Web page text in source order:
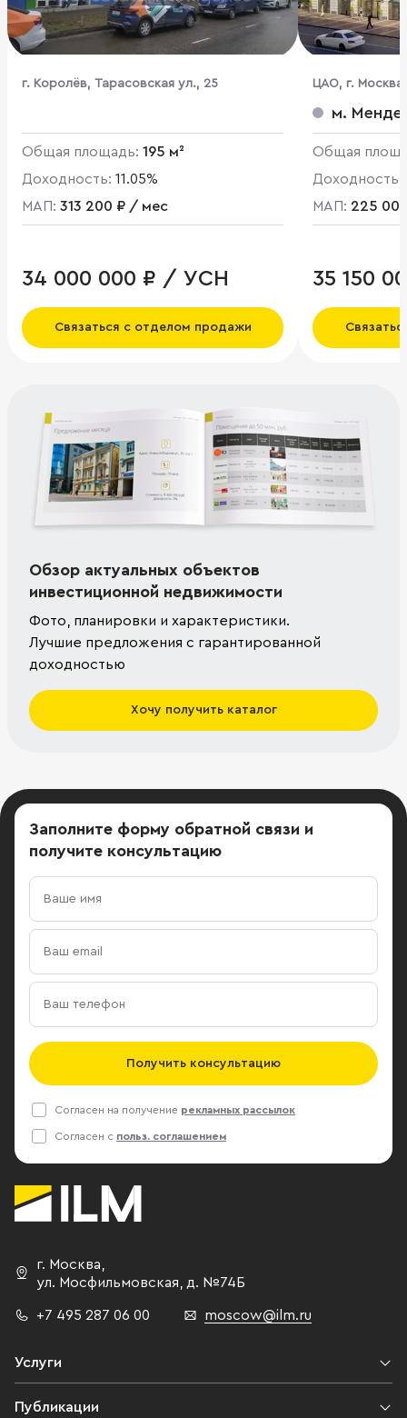
г. Королёв, Тарасовская ул., 25
Общая площадь: 195 м²
Доходность: 11.05%
МАП: 313 200 ₽ / мес
34 000 000 ₽ / УСН
Связаться с отделом продажи
ЦАО, г.
м.
Общая
Доходность:
МАП: 225
35 150
Обзор актуальных объектов
инвестиционной недвижимости
Фото, планировки и характеристики.
Лучшие предложения с гарантированной
доходностью
Хочу получить каталог
Заполните форму обратной связи и
получите консультацию
Получить консультацию
Согласен на получение рекламных рассылок
Согласен с польз. соглашением
г. Москва,
ул. Мосфильмовская, д. №74Б
+7 495 287 06 00 moscow@ilm.ru
Услуги
Публикации